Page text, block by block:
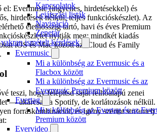
Kapcsolatok
Lejátszási listák
Navigáció
Zenetár
ismételt kérdések
Evermusic
Mi a különbség az Evermusic és a
Flacbox között
Mi a különbség az Evermusic és az
Evermusic Premium között
Evertag
Mi a különbség az Evertag és az
Premium között
Evervideo
el: Evermusic (ingyenes, hirdetésekkel) és
hirdetések nélkül, teljes funkcióskészlet). Az
élethosszig tartó, havi és éves Premium
nyitják meg; mindkét kiadás
iOS és Mac között az iCloud és Family
teszi, hogy felépítsd saját felhőalapú zenei
— akárcsak a Spotify, de korlátozások nélkül.
forráskombinációt, és igény szerint streamelj